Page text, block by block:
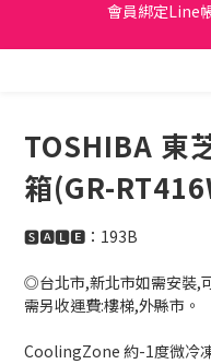
日立家電、國
日立家電、國
TOSHIBA 東
箱(GR-
🆂🅰🅻🅴：193B
◎台北市,新北市如需安裝,
需另收運費:樓梯,外縣市。
CoolingZone 約-1度微冷